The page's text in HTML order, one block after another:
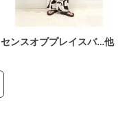
センスオブプレイスバ…他